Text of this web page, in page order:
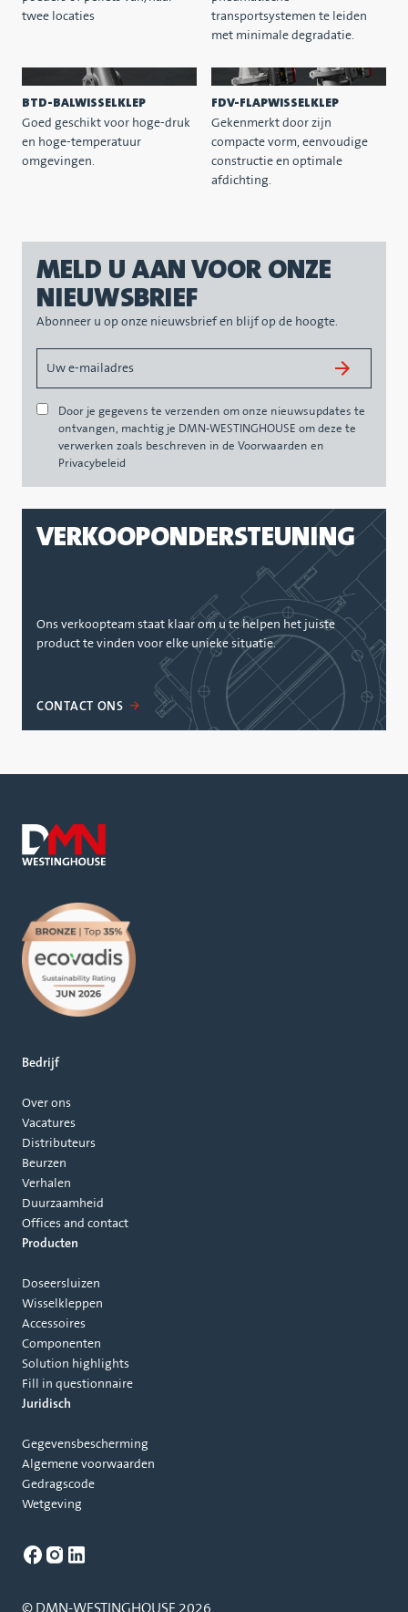
twee locaties
transportsystemen te leiden
met minimale degradatie.
BTD-BALWISSELKLEP
Goed geschikt voor hoge-druk
en hoge-temperatuur
omgevingen.
FDV-FLAPWISSELKLEP
Gekenmerkt door zijn
compacte vorm, eenvoudige
constructie en optimale
afdichting.
MELD U AAN VOOR ONZE
NIEUWSBRIEF
Abonneer u op onze nieuwsbrief en blijf op de hoogte.
Door je gegevens te verzenden om onze nieuwsupdates te
ontvangen, machtig je DMN-WESTINGHOUSE om deze te
verwerken zoals beschreven in de Voorwaarden en
Privacybeleid
VERKOOPONDERSTEUNING
Ons verkoopteam staat klaar om u te helpen het juiste
product te vinden voor elke unieke situatie.
CONTACT ONS
Bedrijf
Over ons
Vacatures
Distributeurs
Beurzen
Verhalen
Duurzaamheid
Offices and contact
Producten
Doseersluizen
Wisselkleppen
Accessoires
Componenten
Solution highlights
Fill in questionnaire
Juridisch
Gegevensbescherming
Algemene voorwaarden
Gedragscode
Wetgeving